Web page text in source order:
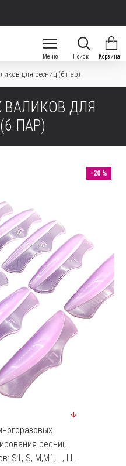
для ресниц (6 пар)
ВАЛИКОВ ДЛЯ
ПАР)
-20 %
ресниц
S1, S, M,М1, L, LL.